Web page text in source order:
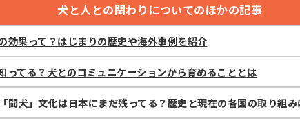
犬と人との関わりについてのほかの記事
効果って？はじまりの歴史や海外事例を紹介
ってる？犬とのコミュニケーションから育めることとは
闘犬」文化は日本にまだ残ってる？歴史と現在の各国の取り組